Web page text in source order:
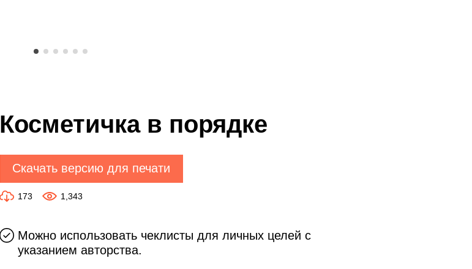
Косметичка в порядке
Скачать версию для печати
173 1,343
Можно использовать чеклисты для личных целей с
указанием авторства.